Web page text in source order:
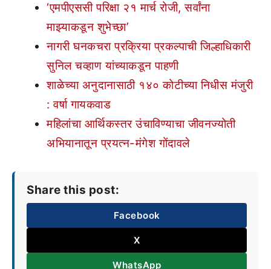
‘एमपीएससी परिक्षा २१ मार्च रोजी, सर्वांना
माझ्याकडून शुभेच्छा’
नागरी घनकचरा प्रक्रिया प्रकल्पाची जिल्हाधिकारी
सुनिल चव्हाण यांच्याकडून पाहणी
शाळेच्या अनुदानासाठी १४० कोटीच्या निधीस मंजुरी
: वर्षा गायकवाड
महिलांचा आर्थिकस्तर उंचाविण्याचा जीवनज्योती
अभियानातून प्रयत्न-मंगेश गोंदावले
Share this post:
Facebook
X
WhatsApp